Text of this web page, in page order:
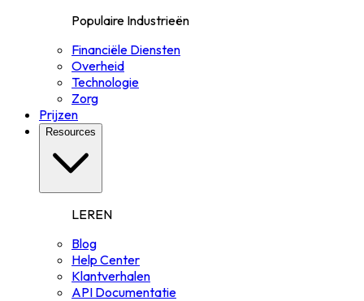
Populaire Industrieën
Financiële Diensten
Overheid
Technologie
Zorg
Prijzen
Resources
LEREN
Blog
Help Center
Klantverhalen
API Documentatie